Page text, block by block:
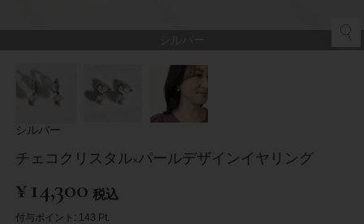
シルバー
チェコクリスタル×パールデザインイヤリング
¥14,300 税込
付与ポイント: 143 Pt.